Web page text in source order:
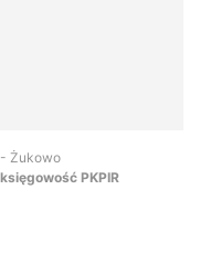
Żukowo
PKPIR